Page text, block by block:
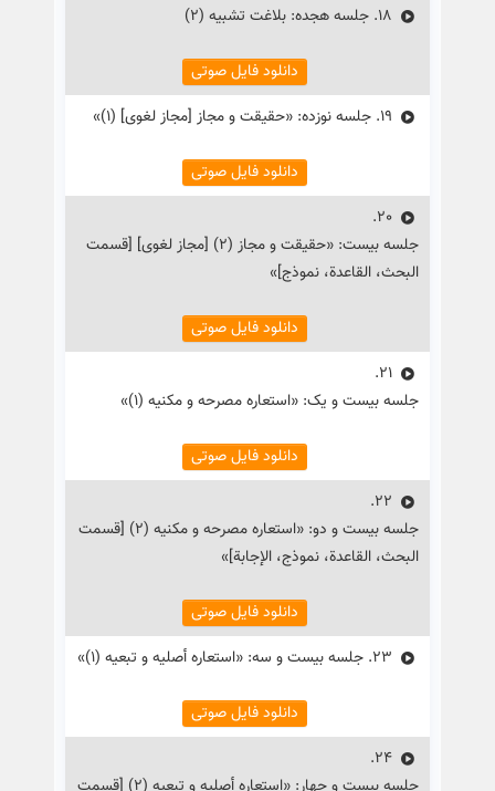
18. جلسه هجده: بلاغت تشبیه (۲)
دانلود فایل صوتی
19. جلسه نوزده: «حقیقت و مجاز [مجاز لغوی] (۱)»
دانلود فایل صوتی
20.
جلسه بیست: «حقیقت و مجاز (۲) [مجاز لغوی] [قسمت
البحث، القاعدة، نموذج]»
دانلود فایل صوتی
21.
جلسه بیست و یک: «استعاره مصرحه و مکنیه (۱)»
دانلود فایل صوتی
22.
جلسه بیست و دو: «استعاره مصرحه و مکنیه (۲) [قسمت
البحث، القاعدة، نموذج، الإجابة]»
دانلود فایل صوتی
23. جلسه بیست و سه: «استعاره أصلیه و تبعیه (۱)»
دانلود فایل صوتی
24.